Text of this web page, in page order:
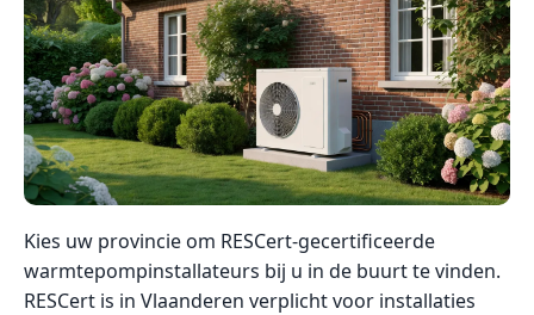
Kies uw provincie om RESCert-gecertificeerde
warmtepompinstallateurs bij u in de buurt te vinden.
RESCert is in Vlaanderen verplicht voor installaties